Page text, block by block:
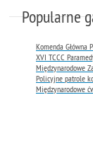
Popularne
Komenda Główna
XVI TCCC
Policyjne patrole
Międzynarodowe